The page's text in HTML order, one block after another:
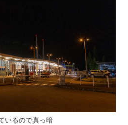
いるので真っ暗